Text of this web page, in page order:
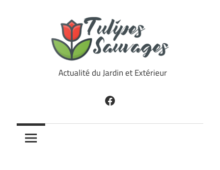
TulipesActualité du Jardin et Extérieur
Facebook